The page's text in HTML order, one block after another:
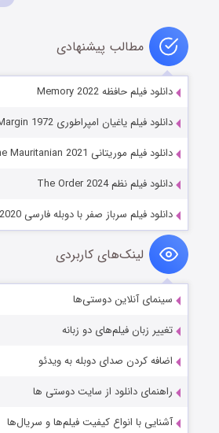
مطالب پیشنهادی
دانلود فیلم حافظه Memory 2022
دانلود فیلم یاغیان امپراطوری The Water Margin 1972
دانلود فیلم موریتانی The Mauritanian 2021
دانلود فیلم نظم The Order 2024
دانلود فیلم سرباز صفر با دوبله فارسی Troop Zero 2020
لینک‌های کاربردی
سینمای آنلاین دوستی‌ها
تغییر زبان فیلم‌های دو زبانه
اضافه کردن صدای دوبله به ویدئو
راهنمای دانلود از سایت دوستی ها
آشنایی با انواع کیفیت فیلم‌ها و سریال‌ها